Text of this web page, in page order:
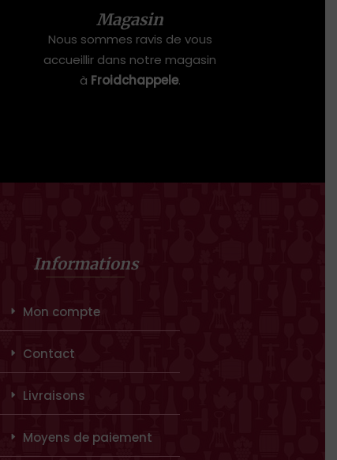
Magasin
Nous sommes ravis de vous
accueillir dans notre magasin
à Froidchappele.
Informations
Mon compte
Contact
Livraisons
Moyens de paiement